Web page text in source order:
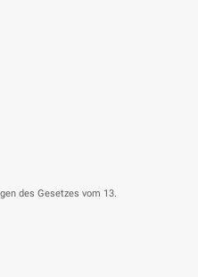
des Gesetzes vom 13.